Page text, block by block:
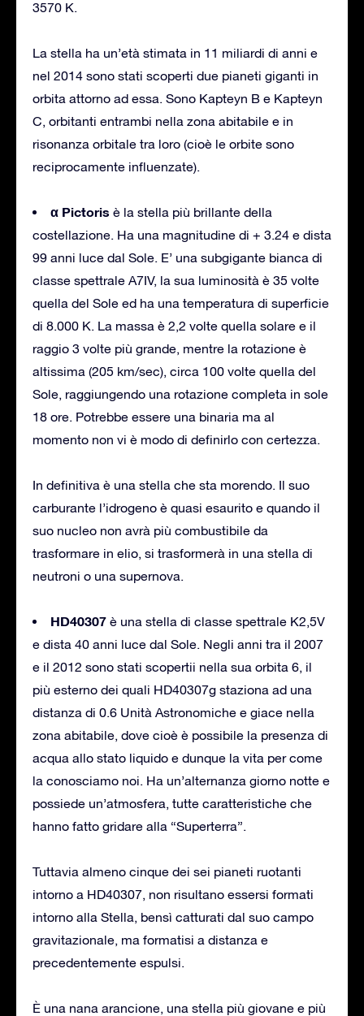
3570 K.
La stella ha un’età stimata in 11 miliardi di anni e
nel 2014 sono stati scoperti due pianeti giganti in
orbita attorno ad essa. Sono Kapteyn B e Kapteyn
C, orbitanti entrambi nella zona abitabile e in
risonanza orbitale tra loro (cioè le orbite sono
reciprocamente influenzate).
α Pictoris è la stella più brillante della
costellazione. Ha una magnitudine di + 3.24 e dista
99 anni luce dal Sole. E’ una subgigante bianca di
classe spettrale A7IV, la sua luminosità è 35 volte
quella del Sole ed ha una temperatura di superficie
di 8.000 K. La massa è 2,2 volte quella solare e il
raggio 3 volte più grande, mentre la rotazione è
altissima (205 km/sec), circa 100 volte quella del
Sole, raggiungendo una rotazione completa in sole
18 ore. Potrebbe essere una binaria ma al
momento non vi è modo di definirlo con certezza.
In definitiva è una stella che sta morendo. Il suo
carburante l’idrogeno è quasi esaurito e quando il
suo nucleo non avrà più combustibile da
trasformare in elio, si trasformerà in una stella di
neutroni o una supernova.
HD40307 è una stella di classe spettrale K2,5V
e dista 40 anni luce dal Sole. Negli anni tra il 2007
e il 2012 sono stati scopertii nella sua orbita 6, il
più esterno dei quali HD40307g staziona ad una
distanza di 0.6 Unità Astronomiche e giace nella
zona abitabile, dove cioè è possibile la presenza di
acqua allo stato liquido e dunque la vita per come
la conosciamo noi. Ha un’alternanza giorno notte e
possiede un’atmosfera, tutte caratteristiche che
hanno fatto gridare alla “Superterra”.
Tuttavia almeno cinque dei sei pianeti ruotanti
intorno a HD40307, non risultano essersi formati
intorno alla Stella, bensì catturati dal suo campo
gravitazionale, ma formatisi a distanza e
precedentemente espulsi.
È una nana arancione, una stella più giovane e più